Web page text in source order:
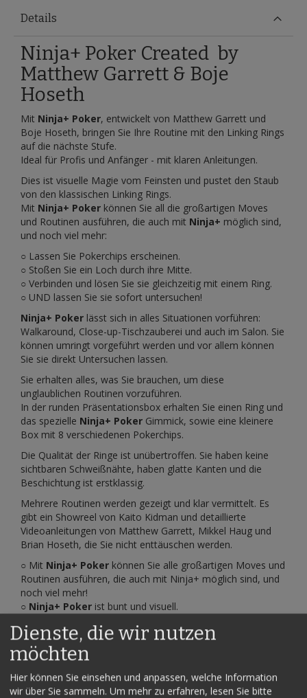
Details
Ninja+ Poker Created by
Matthew Garrett & Boje
Hoseth
Mit Ninja+ Poker, entwickelt von Matthew Garrett und
Boje Hoseth, bringen Sie Ihre Routine mit den Linking Rings
auf die nächste Stufe.
Ideal für Profis und Anfänger - mit klaren Anleitungen.
Dies ist visuelle Magie vom Feinsten und pustet den Staub
von den klassischen Linking Rings.
Mit Ninja+ Poker können Sie all die großartigen Moves
und Routinen ausführen, die auch mit Ninja+ möglich sind,
und noch viel mehr:
○ Lassen Sie Pokerchips erscheinen.
○ Stoßen Sie ein Loch durch ihre Mitte.
○ Verbinden und lösen Sie sie gleichzeitig mit einem Ring.
○ UND lassen Sie sie sofort untersuchen!
Ninja+ Poker lässt sich in alles Situationen vorführen:
Walkaround, Close-up-Tischzauberei und auch im Salon. Sie
können umringt vorgeführt werden und vor allem können
Sie sie direkt Untersuchen lassen.
Sie erhalten alles, was Sie brauchen, um diese
unglaublichen Routinen vorzuführen.
In der runden Präsentationsbox erhalten Sie einen Ring und
das spezielle Ninja+ Poker Gimmick, sowie eine kleinere
Box mit 8 verschiedenen Pokerchips.
Die Qualität der Ringe ist unübertroffen. Sie haben keine
sichtbaren Schweißnähte, haben glatte Kanten und die
Beschichtung ist erstklassig.
Mehrere Routinen werden gezeigt und klar vermittelt. Es
gibt ein Showreel von Kaito Kidman und detaillierte
Videoanleitungen von Matthew Garrett, Mikkel Haug und
Brian Hoseth, die Sie nicht enttäuschen werden.
○ Mit Ninja+ Poker können Sie alle großartigen Moves und
Routinen ausführen, die auch mit Ninja+ möglich sind, und
noch viel mehr!
○ Ninja+ Poker ist bunt und visuell.
○ Zaubern Sie ein Loch in ihre Mitte und verbinden Sie sie
visuell, entweder einzeln oder zusammen mit einem
größeren Ring und lassen Sie das Publikum dieses seltsame
Objekt sofort untersuchen.
○ Verbinden Sie sie in Ihrer Hand, in der Hand eines
Dienste, die wir nutzen
möchten
Hier können Sie einsehen und anpassen, welche Information
wir über Sie sammeln. Um mehr zu erfahren, lesen Sie bitte